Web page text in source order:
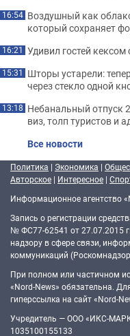
16:54 Воздушный как
который сохраняет
16:21 Удивил гостей кексом
15:31 Шторы устарели:
через стекло одной
13:18 Небанальный отпуск
виз, толп туристов и
Все новости
Политика | Экономика |
Авторское | Интересное |
Информационное агентство
Запись о регистрации
№ ФС77-62541 от 27.07.2015
надзору в сфере связи,
коммуникаций
При полном или частичном
«Nord-News» обязательна.
гиперссылка на сайт «Nord-
Учредитель — ООО «ИКС-
1035100155133